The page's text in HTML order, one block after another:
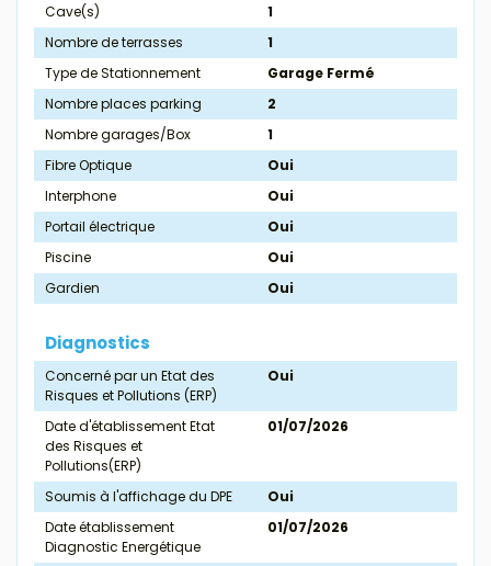
Cave(s)
1
Nombre de terrasses
1
Type de Stationnement
Garage Fermé
Nombre places parking
2
Nombre garages/Box
1
Fibre Optique
Oui
Interphone
Oui
Portail électrique
Oui
Piscine
Oui
Gardien
Oui
Diagnostics
Concerné par un Etat des
Risques et Pollutions (ERP)
Oui
Date d'établissement Etat
des Risques et
Pollutions(ERP)
01/07/2026
Soumis à l'affichage du DPE
Oui
Date établissement
Diagnostic Energétique
01/07/2026